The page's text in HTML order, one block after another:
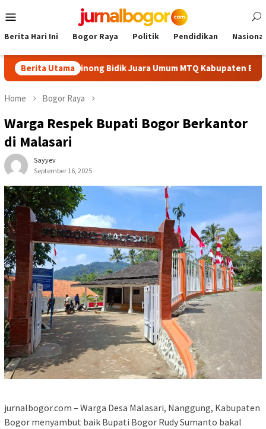
to
Menu
Berita Hari Ini Bogor Raya Politik Pendidikan Nasional
Berita Utama
Cibinong Bidik Juara Umum MTQ Kabupaten Empat Kali
Home Bogor Raya
Warga Respek Bupati Bogor Berkantor
di Malasari
Sayyev
September 16, 2025
jurnalbogor.com – Warga Desa Malasari, Nanggung, Kabupaten
Bogor menyambut baik Bupati Bogor Rudy Sumanto bakal